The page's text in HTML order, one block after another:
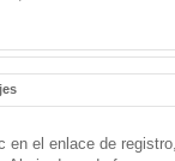
el enlace de